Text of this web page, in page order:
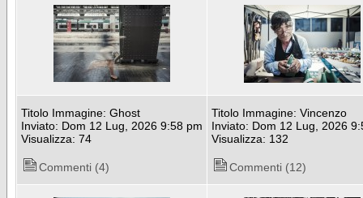
Titolo Immagine: Ghost
Inviato: Dom 12 Lug, 2026 9:58 pm
Visualizza: 74
Commenti (4)
Titolo Immagine: Vincenzo
Inviato: Dom 12 Lug, 2026
Visualizza: 132
Commenti (12)